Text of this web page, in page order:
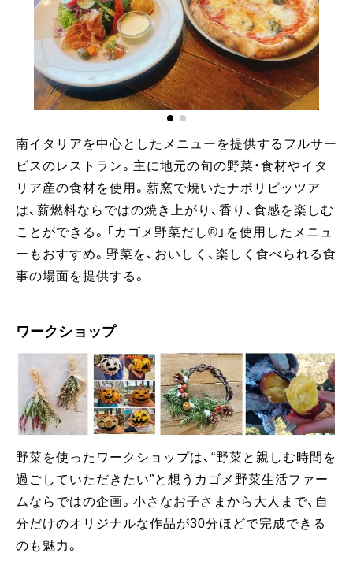
南イタリアを中心としたメニューを提供するフルサー
ビスのレストラン。主に地元の旬の野菜・食材やイタ
リア産の食材を使用。薪窯で焼いたナポリピッツア
は、薪燃料ならではの焼き上がり、香り、食感を楽しむ
ことができる。「カゴメ野菜だし®」を使用したメニュ
ーもおすすめ。野菜を、おいしく、楽しく食べられる食
事の場面を提供する。
ワークショップ
野菜を使ったワークショップは、“野菜と親しむ時間を
過ごしていただきたい”と想うカゴメ野菜生活ファー
ムならではの企画。小さなお子さまから大人まで、自
分だけのオリジナルな作品が30分ほどで完成できる
のも魅力。